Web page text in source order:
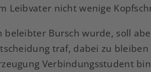
Leibvater nicht wenige
beleibter Bursch wurde, soll
traf, dabei zu
Verbindungsstudent